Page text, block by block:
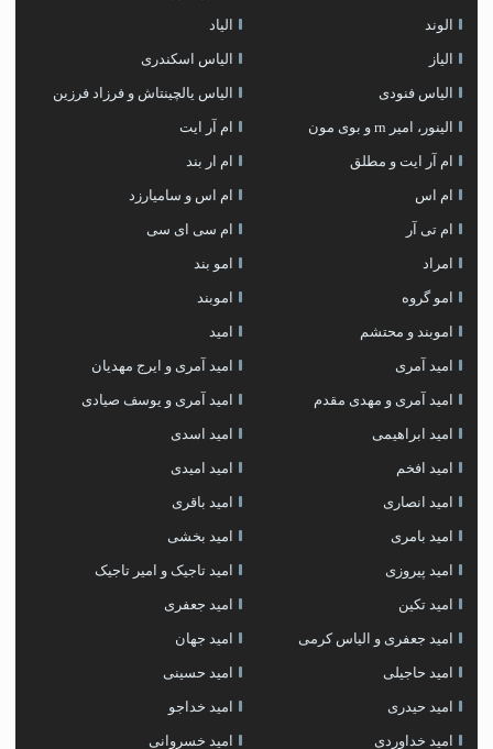
الوند الیاد
الیاز الیاس اسکندری
الیاس فنودی الیاس یالچینتاش و فرزاد فرزین
الینور، امیر rn و بوی مون ام آر ایت
ام آر ایت و مطلق ام‌ ار بند
ام اس ام اس و سامیارزد
ام تی آر ام سی ای سی
امراد امو بند
امو گروه اموبند
اموبند و محتشم امید
امید آمری امید آمری و ایرج مهدیان
امید آمری و مهدی مقدم امید آمری و یوسف صیادی
امید ابراهیمی امید اسدی
امید افخم امید امیدی
امید انصاری امید باقری
امید بامری امید بخشی
امید پیروزی امید تاجیک و امیر تاجیک
امید تکین امید جعفری
امید جعفری و الیاس کرمی امید جهان
امید حاجیلی امید حسینی
امید حیدری امید خداجو
امید خداوردی امید خسروانی